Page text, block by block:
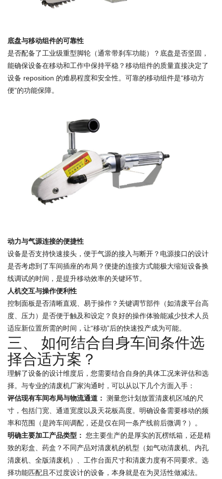
底盘与移动组件的可靠性
是否配备了工业级重型脚轮（通常带刹车功能）？底盘是否坚固，
能确保设备在移动和工作中保持平稳？移动组件的质量直接决定了
设备 reposition 的难易程度和安全性。可靠的移动组件是“移动方
便”的功能保障。
动力与气源连接的便捷性
设备是否支持快速接头，便于气源的接入与断开？电源接口的设计
是否考虑到了车间插座的布局？便捷的连接方式能极大缩短设备换
线调试的时间，是提升移动效率的关键环节。
人机交互与操作便利性
控制面板是否清晰直观、易于操作？关键调节部件（如清废平台高
度、压力）是否便于触及和设定？良好的操作体验能减少技术人员
适应新位置所需的时间，让“移动”后的快速投产成为可能。
三、 如何结合自身车间条件选
择合适方案？
理解了设备的设计维度后，您需要结合自身的具体工况来评估和选
择。与专业的清废机厂家沟通时，可以从以下几个方面入手：
评估现有车间布局与物流通道： 测量您计划放置清废机区域的尺
寸，包括门宽、通道宽度以及天花板高度。明确设备需要移动的频
率和范围（是跨车间调配，还是仅在同一条产线前后微调？）。
明确主要加工产品类型： 您主要生产的是厚实的瓦楞纸箱，还是精
致的彩盒、药盒？不同产品对清废机的机型（如气动清废机、内孔
清废机、全版清废机）、工作台面尺寸和清废力度有不同要求。选
择功能匹配且不过度设计的设备，本身就是在为灵活性做减法。